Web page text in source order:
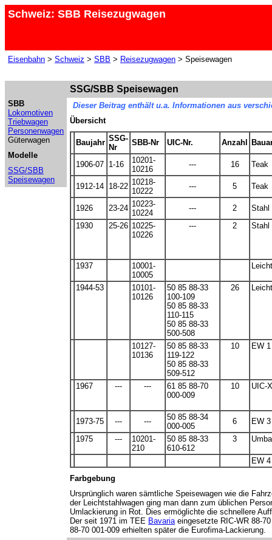
Schweiz: SBB Reisezugwagen
Eisenbahn > Schweiz > SBB > Reisezugwagen > Speisewagen
SBB
Lokomotiven
Triebwagen
Personenwagen
Güterwagen
Modelle
SSG/SBB
Speisewagen
SSG/SBB Speisewagen
Dieser Beitrag enthält u.a. Informationen aus
Übersicht
Baujahr SSG-
Nr
SBB-Nr UIC-Nr. Anzahl
1906-07 1-16
10201-
10216
--- 16 Teak
1912-14 18-22 10218-
10222
--- 5 Teak
1926 23-24 10223-
10224
--- 2
Stahl
1930
25-26 10225-
10226
--- 2 Stahl
1937
10001-
10005
1944-53
10101-
10126
50 85 88-33
100-109
50 85 88-33
110-115
50 85 88-33
500-508
26
10127-
10136
50 85 88-33
119-122
50 85 88-33
509-512
10 EW 1
1967 --- ---
61 85 88-70
000-009
10 UIC-X
1973-75 --- ---
50 85 88-34
000-005
6
EW 3
1975
---
10201-
210
50 85 88-33
610-612
3
EW 4
Farbgebung
Ursprünglich waren sämtliche Speisewagen wie die
der Leichtstahlwagen ging man dann zum üblichen
Umlackierung in Rot. Dies ermöglichte die schnellere
Der seit 1971 im TEE Bavariaeingesetzte RIC-WR 88-
88-70 001-009 erhielten später die Eurofima-Lackierung.